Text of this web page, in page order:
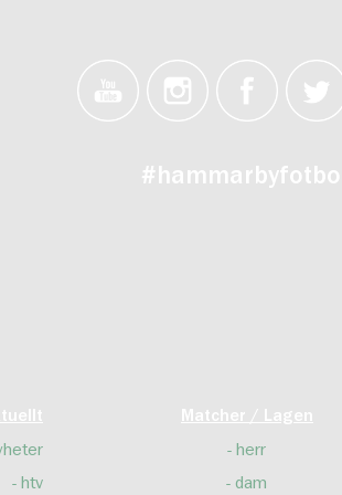
#hammarbyfotboll
htv
Matcher / Lagen
herr
dam